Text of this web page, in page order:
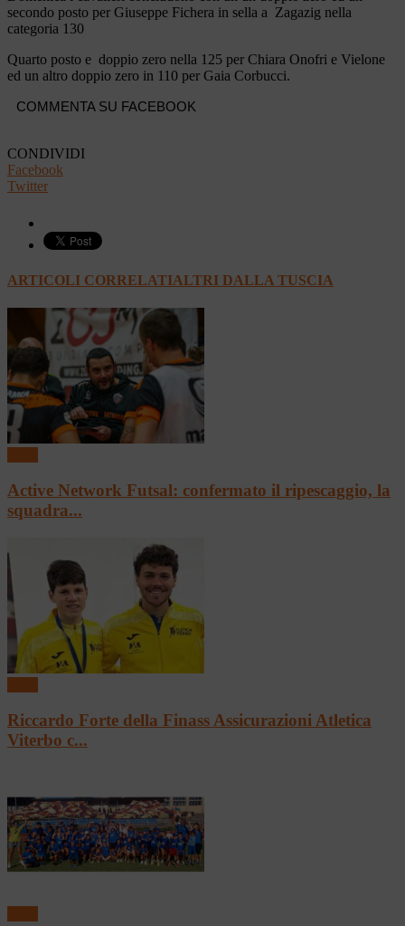
secondo posto per Giuseppe Fichera in sella a Zagazig nella
categoria 130
Quarto posto e doppio zero nella 125 per Chiara Onofri e Vielone
ed un altro doppio zero in 110 per Gaia Corbucci.
COMMENTA SU FACEBOOK
CONDIVIDI
Facebook
Twitter
ARTICOLI CORRELATIALTRI DALLA TUSCIA
Active Network Futsal: confermato il ripescaggio, la
squadra...
Riccardo Forte della Finass Assicurazioni Atletica
Viterbo c...